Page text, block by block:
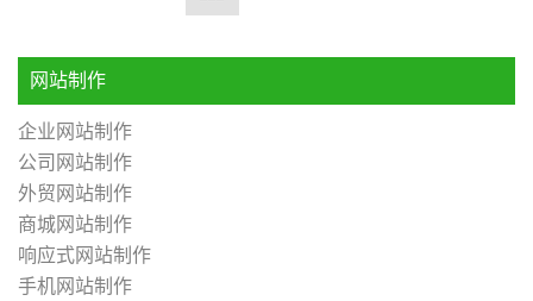
网站制作
企业网站制作
公司网站制作
外贸网站制作
商城网站制作
响应式网站制作
手机网站制作